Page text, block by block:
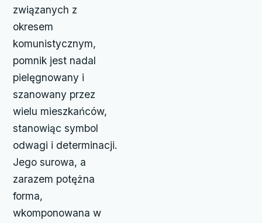
związanych z
okresem
komunistycznym,
pomnik jest nadal
pielęgnowany i
szanowany przez
wielu mieszkańców,
stanowiąc symbol
odwagi i determinacji.
Jego surowa, a
zarazem potężna
forma,
wkomponowana w